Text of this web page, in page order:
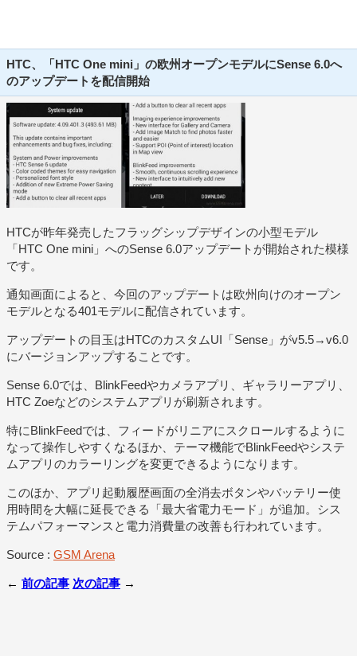
HTC、「HTC One mini」の欧州オープンモデルにSense 6.0へ
のアップデートを配信開始
HTCが昨年発売したフラッグシップデザインの小型モデル
「HTC One mini」へのSense 6.0アップデートが開始された模様
です。
通知画面によると、今回のアップデートは欧州向けのオープン
モデルとなる401モデルに配信されています。
アップデートの目玉はHTCのカスタムUI「Sense」がv5.5→v6.0
にバージョンアップすることです。
Sense 6.0では、BlinkFeedやカメラアプリ、ギャラリーアプリ、
HTC Zoeなどのシステムアプリが刷新されます。
特にBlinkFeedでは、フィードがリニアにスクロールするように
なって操作しやすくなるほか、テーマ機能でBlinkFeedやシステ
ムアプリのカラーリングを変更できるようになります。
このほか、アプリ起動履歴画面の全消去ボタンやバッテリー使
用時間を大幅に延長できる「最大省電力モード」が追加。シス
テムパフォーマンスと電力消費量の改善も行われています。
Source : GSM Arena
← 前の記事 次の記事 →